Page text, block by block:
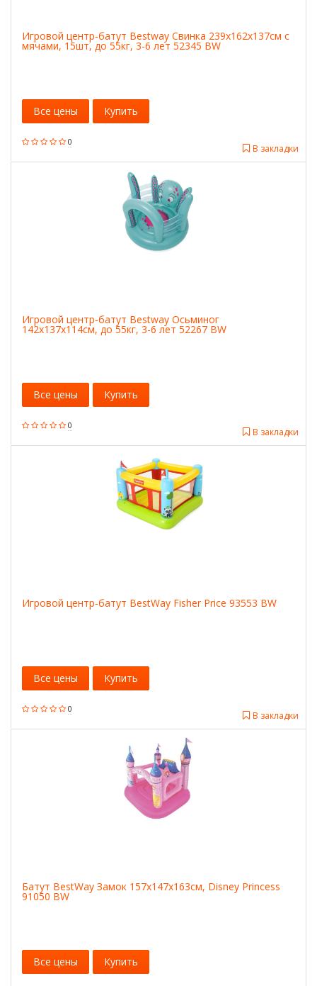
Игровой центр-батут Bestway Свинка 239х162х137см с
мячами, 15шт, до 55кг, 3-6 лет 52345 BW
0
В закладки
Все цены Купить
Игровой центр-батут Bestway Осьминог
142х137х114см, до 55кг, 3-6 лет 52267 BW
0
В закладки
Все цены Купить
Игровой центр-батут BestWay Fisher Price 93553 BW
0
В закладки
Все цены Купить
Батут BestWay Замок 157x147x163см, Disney Princess
91050 BW
Все цены Купить